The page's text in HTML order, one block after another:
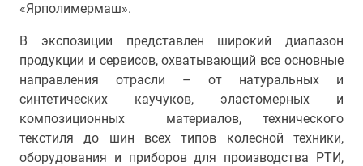
«Ярполимермаш».
В экспозиции представлен широкий диапазон
продукции и сервисов, охватывающий все основные
направления отрасли – от натуральных и
синтетических каучуков, эластомерных и
композиционных материалов, технического
текстиля до шин всех типов колесной техники,
оборудования и приборов для производства РТИ,